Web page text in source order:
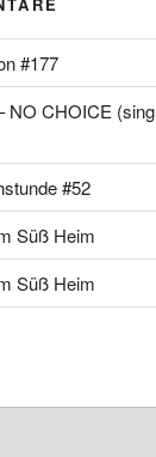
#177
NO CHOICE
#52
Süß Heim
Süß Heim